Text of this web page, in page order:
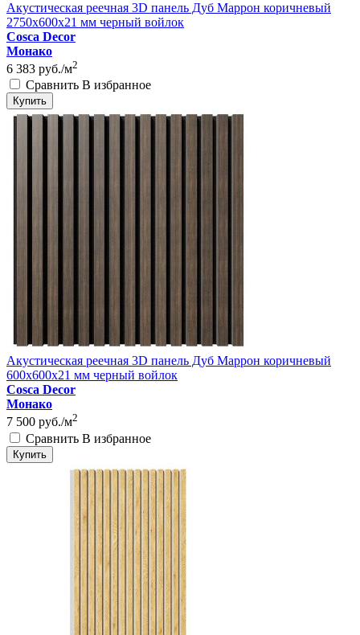
Акустическая реечная 3D панель Дуб Маррон коричневый
2750x600x21 мм черный войлок
Cosca Decor
Монако
6 383 руб./м2
Сравнить В избранное
Купить
Акустическая реечная 3D панель Дуб Маррон коричневый
600x600x21 мм черный войлок
Cosca Decor
Монако
7 500 руб./м2
Сравнить В избранное
Купить